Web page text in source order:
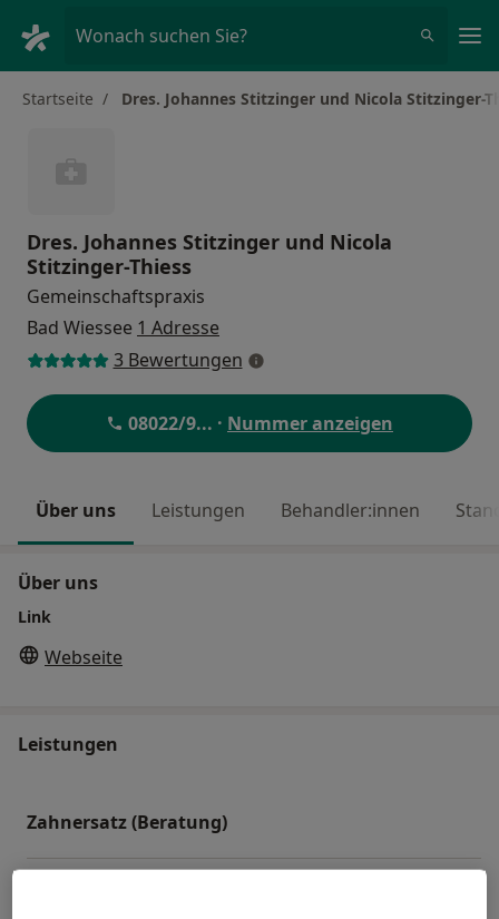
Wonach suchen Sie?
Startseite Dres. Johannes Stitzinger und Nicola Stitzinger-
Dres. Johannes Stitzinger und Nicola
Stitzinger-Thiess
Gemeinschaftspraxis
Bad Wiessee 1 Adresse
3 Bewertungen
08022/9... · Nummer anzeigen
Über uns Leistungen Behandler:innen
Über uns
Link
Webseite
Leistungen
Zahnersatz (Beratung)